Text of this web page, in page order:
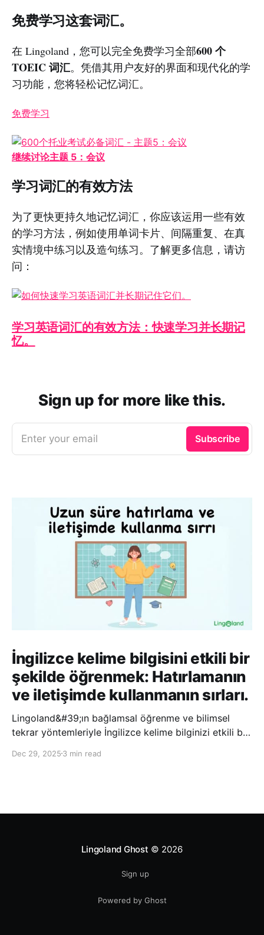
免费学习这套词汇。
在 Lingoland，您可以完全免费学习全部600 个
TOEIC 词汇。凭借其用户友好的界面和现代化的学
习功能，您将轻松记忆词汇。
免费学习
继续讨论主题 5：会议
学习词汇的有效方法
为了更快更持久地记忆词汇，你应该运用一些有效
的学习方法，例如使用单词卡片、间隔重复、在真
实情境中练习以及造句练习。了解更多信息，请访
问：
学习英语词汇的有效方法：快速学习并长期记
忆。
Sign up for more like this.
Enter your email Subscribe
İngilizce kelime bilgisini etkili bir
şekilde öğrenmek: Hatırlamanın
ve iletişimde kullanmanın sırları.
Lingoland&#39;ın bağlamsal öğrenme ve bilimsel
tekrar yöntemleriyle İngilizce kelime bilginizi etkili bir
hatırlayabilir ve daha doğal bir şekilde iletişim
Dec 29, 2025 3 min read
Lingoland Ghost © 2026
Sign up
Powered by Ghost